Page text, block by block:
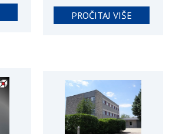
PROČITAJ VIŠE